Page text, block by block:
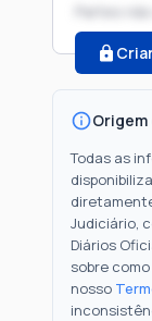
Partes
Todas as
Judiciário,
Diários
sobre
nosso